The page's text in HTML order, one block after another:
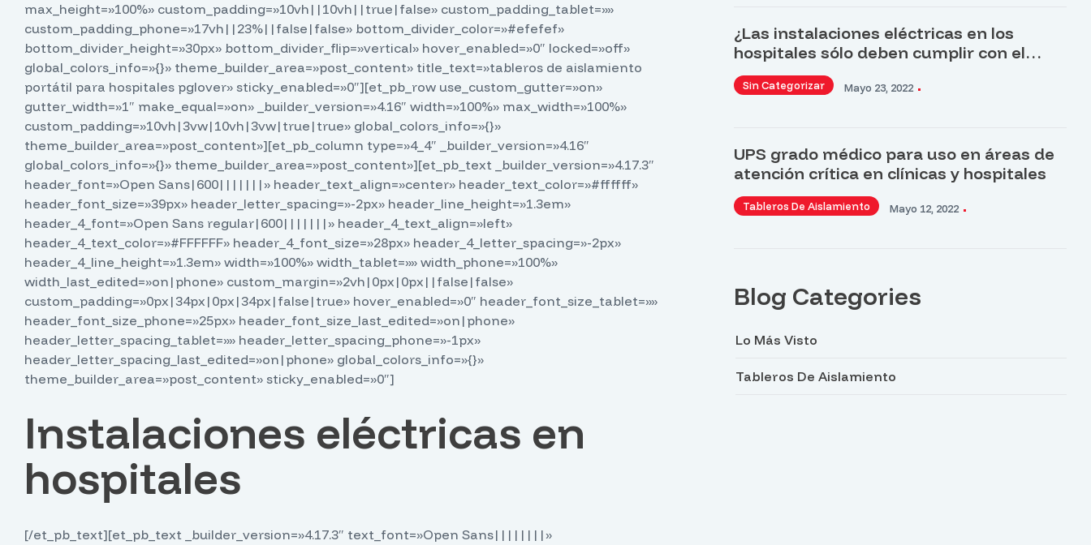
max_height=»100%» custom_padding=»10vh||10vh||true|false» custom_padding_tablet=»»
custom_padding_phone=»17vh||23%||false|false» bottom_divider_color=»#efefef»
bottom_divider_height=»30px» bottom_divider_flip=»vertical» hover_enabled=»0″ locked=»off»
global_colors_info=»{}» theme_builder_area=»post_content» title_text=»tableros de aislamiento
portátil para hospitales pglover» sticky_enabled=»0″][et_pb_row use_custom_gutter=»on»
gutter_width=»1″ make_equal=»on» _builder_version=»4.16″ width=»100%» max_width=»100%»
custom_padding=»10vh|3vw|10vh|3vw|true|true» global_colors_info=»{}»
theme_builder_area=»post_content»][et_pb_column type=»4_4″ _builder_version=»4.16″
global_colors_info=»{}» theme_builder_area=»post_content»][et_pb_text _builder_version=»4.17.3″
header_font=»Open Sans|600|||||||» header_text_align=»center» header_text_color=»#ffffff»
header_font_size=»39px» header_letter_spacing=»-2px» header_line_height=»1.3em»
header_4_font=»Open Sans regular|600|||||||» header_4_text_align=»left»
header_4_text_color=»#FFFFFF» header_4_font_size=»28px» header_4_letter_spacing=»-2px»
header_4_line_height=»1.3em» width=»100%» width_tablet=»» width_phone=»100%»
width_last_edited=»on|phone» custom_margin=»2vh|0px|0px||false|false»
custom_padding=»0px|34px|0px|34px|false|true» hover_enabled=»0″ header_font_size_tablet=»»
header_font_size_phone=»25px» header_font_size_last_edited=»on|phone»
header_letter_spacing_tablet=»» header_letter_spacing_phone=»-1px»
header_letter_spacing_last_edited=»on|phone» global_colors_info=»{}»
theme_builder_area=»post_content» sticky_enabled=»0″]
Instalaciones eléctricas en
hospitales
[/et_pb_text][et_pb_text _builder_version=»4.17.3″ text_font=»Open Sans||||||||»
¿Las instalaciones eléctricas en los
hospitales sólo deben cumplir con el
artículo 517?
Mayo 23, 2022
Sin Categorizar
UPS grado médico para uso en áreas de
atención crítica en clínicas y hospitales
Mayo 12, 2022
Tableros De Aislamiento
Blog Categories
Lo Más Visto
Tableros De Aislamiento